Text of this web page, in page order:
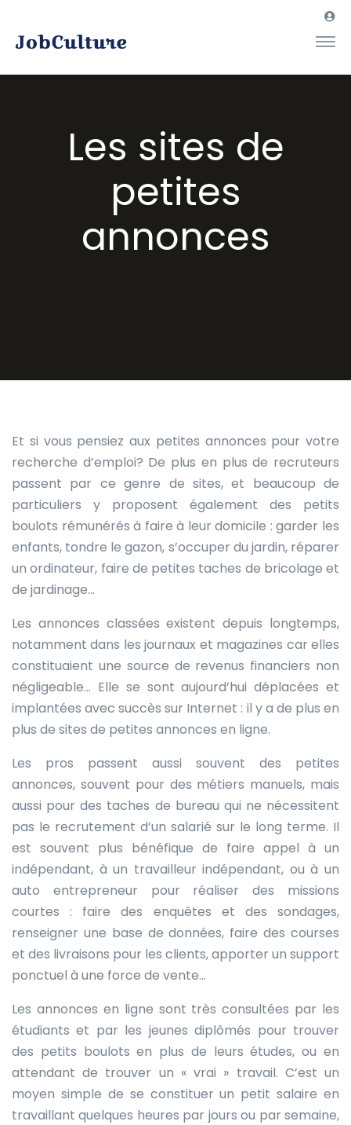
Les sites de
petites
annonces
Et si vous pensiez aux petites annonces pour votre
recherche d’emploi? De plus en plus de recruteurs
passent par ce genre de sites, et beaucoup de
particuliers y proposent également des petits
boulots rémunérés à faire à leur domicile : garder les
enfants, tondre le gazon, s’occuper du jardin, réparer
un ordinateur, faire de petites taches de bricolage et
de jardinage…
Les annonces classées existent depuis longtemps,
notamment dans les journaux et magazines car elles
constituaient une source de revenus financiers non
négligeable… Elle se sont aujourd’hui déplacées et
implantées avec succès sur Internet : il y a de plus en
plus de sites de petites annonces en ligne.
Les pros passent aussi souvent des petites
annonces, souvent pour des métiers manuels, mais
aussi pour des taches de bureau qui ne nécessitent
pas le recrutement d’un salarié sur le long terme. Il
est souvent plus bénéfique de faire appel à un
indépendant, à un travailleur indépendant, ou à un
auto entrepreneur pour réaliser des missions
courtes : faire des enquêtes et des sondages,
renseigner une base de données, faire des courses
et des livraisons pour les clients, apporter un support
ponctuel à une force de vente…
Les annonces en ligne sont très consultées par les
étudiants et par les jeunes diplômés pour trouver
des petits boulots en plus de leurs études, ou en
attendant de trouver un « vrai » travail. C’est un
moyen simple de se constituer un petit salaire en
travaillant quelques heures par jours ou par semaine,